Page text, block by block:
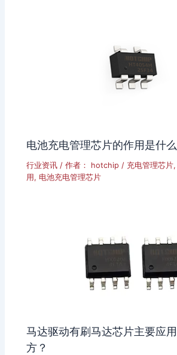
电池充电管理芯片的作用是什么
行业资讯 / 作者： hotchip / 充电管理芯片,
用, 电池充电管理芯片
马达驱动有刷马达芯片主要应
方？